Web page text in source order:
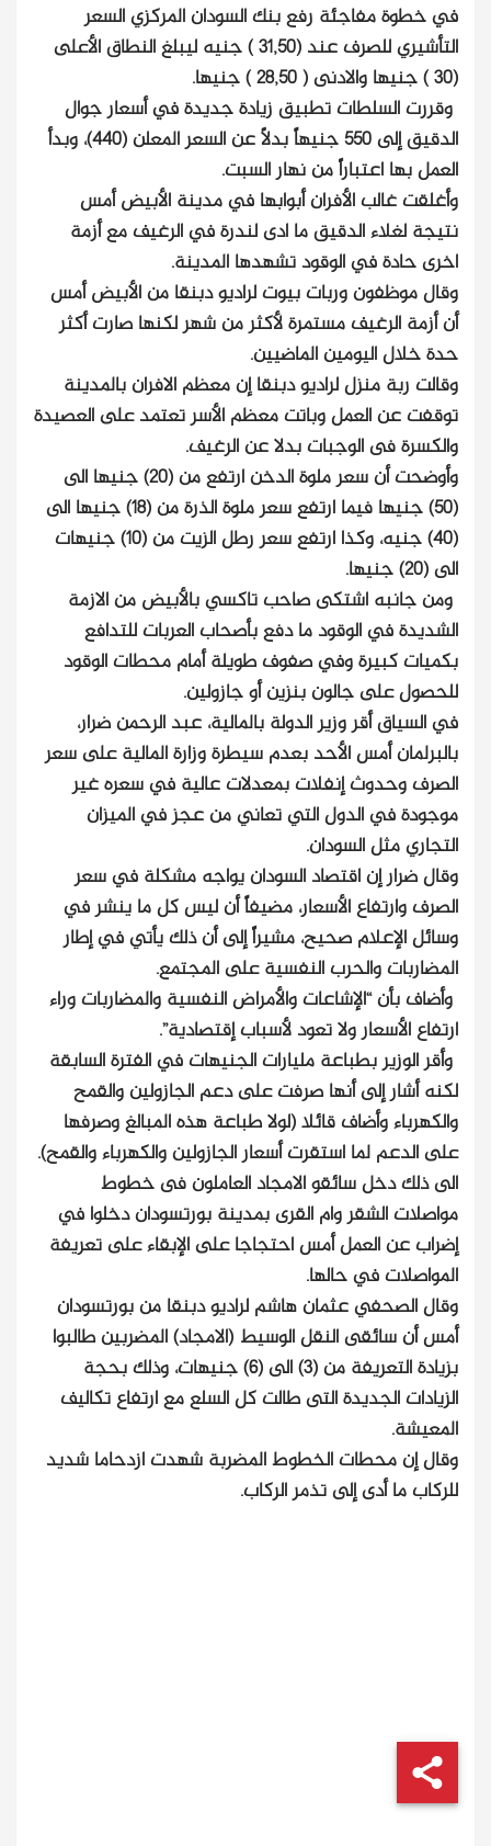
في خطوة مفاجئة رفع بنك السودان المركزي السعر
التأشيري للصرف عند (31,50 ) جنيه ليبلغ النطاق الأعلى
(30 ) جنيها والادنى ( 28,50 ) جنيها.
وقررت السلطات تطبيق زيادة جديدة في أسعار جوال
الدقيق إلى 550 جنيهاً بدلاً عن السعر المعلن (440)، وبدأ
العمل بها اعتباراً من نهار السبت.
وأغلقت غالب الأفران أبوابها في مدينة الأبيض أمس
نتيجة لغلاء الدقيق ما ادى لندرة في الرغيف مع أزمة
اخرى حادة في الوقود تشهدها المدينة.
وقال موظفون وربات بيوت لراديو دبنقا من الأبيض أمس
أن أزمة الرغيف مستمرة لأكثر من شهر لكنها صارت أكثر
حدة خلال اليومين الماضيين.
وقالت ربة منزل لراديو دبنقا إن معظم الافران بالمدينة
توقفت عن العمل وباتت معظم الأسر تعتمد على العصيدة
والكسرة فى الوجبات بدلا عن الرغيف.
وأوضحت أن سعر ملوة الدخن ارتفع من (20) جنيها الى
(50) جنيها فيما ارتفع سعر ملوة الذرة من (18) جنيها الى
(40) جنيه، وكذا ارتفع سعر رطل الزيت من (10) جنيهات
الى (20) جنيها.
ومن جانبه اشتكى صاحب تاكسي بالأبيض من الازمة
الشديدة في الوقود ما دفع بأصحاب العربات للتدافع
بكميات كبيرة وفي صفوف طويلة أمام محطات الوقود
للحصول على جالون بنزين أو جازولين.
في السياق أقر وزير الدولة بالمالية، عبد الرحمن ضرار،
بالبرلمان أمس الأحد بعدم سيطرة وزارة المالية على سعر
الصرف وحدوث إنفلات بمعدلات عالية في سعره غير
موجودة في الدول التي تعاني من عجز في الميزان
التجاري مثل السودان.
وقال ضرار إن اقتصاد السودان يواجه مشكلة في سعر
الصرف وارتفاع الأسعار، مضيفاً أن ليس كل ما ينشر في
وسائل الإعلام صحيح، مشيراً إلى أن ذلك يأتي في إطار
المضاربات والحرب النفسية على المجتمع.
وأضاف بأن “الإشاعات والأمراض النفسية والمضاربات وراء
ارتفاع الأسعار ولا تعود لأسباب إقتصادية”.
وأقر الوزير بطباعة مليارات الجنيهات في الفترة السابقة
لكنه أشار إلى أنها صرفت على دعم الجازولين والقمح
والكهرباء وأضاف قائلا (لولا طباعة هذه المبالغ وصرفها
على الدعم لما استقرت أسعار الجازولين والكهرباء والقمح).
الى ذلك دخل سائقو الامجاد العاملون فى خطوط
مواصلات الشقر وام القرى بمدينة بورتسودان دخلوا في
إضراب عن العمل أمس احتجاجا على الإبقاء على تعريفة
المواصلات في حالها.
وقال الصحفي عثمان هاشم لراديو دبنقا من بورتسودان
أمس أن سائقى النقل الوسيط (الامجاد) المضربين طالبوا
بزيادة التعريفة من (3) الى (6) جنيهات، وذلك بحجة
الزيادات الجديدة التى طالت كل السلع مع ارتفاع تكاليف
المعيشة.
وقال إن محطات الخطوط المضربة شهدت ازدحاما شديد
للركاب ما أدى إلى تذمر الركاب.